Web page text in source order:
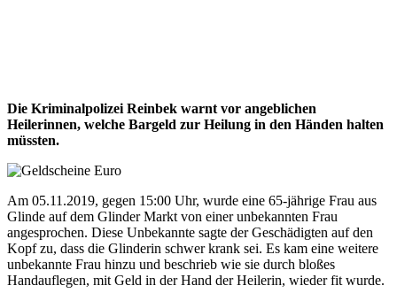
Die Kriminalpolizei Reinbek warnt vor angeblichen
Heilerinnen, welche Bargeld zur Heilung in den Händen halten
müssten.
Am 05.11.2019, gegen 15:00 Uhr, wurde eine 65-jährige Frau aus
Glinde auf dem Glinder Markt von einer unbekannten Frau
angesprochen. Diese Unbekannte sagte der Geschädigten auf den
Kopf zu, dass die Glinderin schwer krank sei. Es kam eine weitere
unbekannte Frau hinzu und beschrieb wie sie durch bloßes
Handauflegen, mit Geld in der Hand der Heilerin, wieder fit wurde.